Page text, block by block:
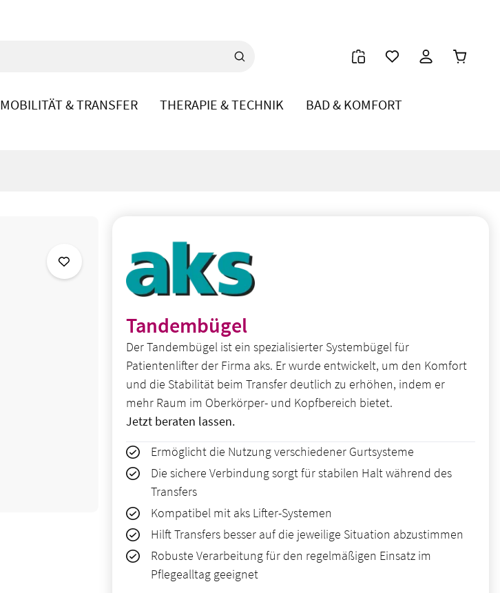
MOBILITÄT & TRANSFER THERAPIE & TECHNIK BAD & KOMFORT
Tandembügel
Der Tandembügel ist ein spezialisierter Systembügel für
Patientenlifter der Firma aks. Er wurde entwickelt, um den Komfort
und die Stabilität beim Transfer deutlich zu erhöhen, indem er
mehr Raum im Oberkörper- und Kopfbereich bietet.
Jetzt beraten lassen.
Ermöglicht die Nutzung verschiedener Gurtsysteme
Die sichere Verbindung sorgt für stabilen Halt während des
Transfers
Kompatibel mit aks Lifter-Systemen
Hilft Transfers besser auf die jeweilige Situation abzustimmen
Robuste Verarbeitung für den regelmäßigen Einsatz im
Pflegealltag geeignet